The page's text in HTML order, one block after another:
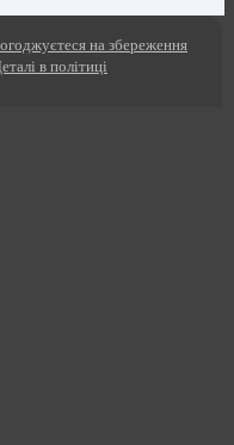
на збереження
в політиці